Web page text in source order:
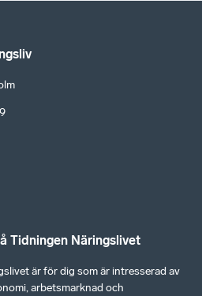
Tidningen Näringslivet
är för dig som är intresserad av
arbetsmarknad och